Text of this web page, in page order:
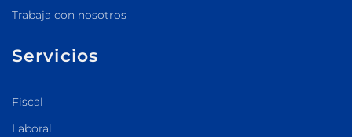
Trabaja con nosotros
Servicios
Fiscal
Laboral